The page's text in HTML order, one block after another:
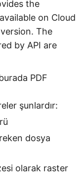
the
on Cloud
The
by API are
PDF
şunlardır:
dosya
olarak raster